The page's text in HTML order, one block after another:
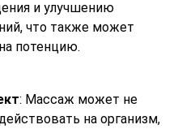
и улучшению
что также может
потенцию.
: Массаж может не
на организм,